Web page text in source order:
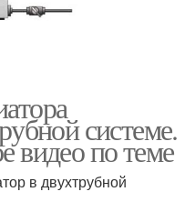
системе.
видео по теме
в двухтрубной